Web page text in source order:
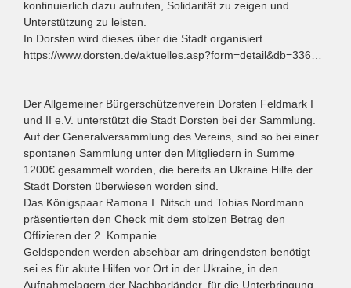
kontinuierlich dazu aufrufen, Solidarität zu zeigen und
Unterstützung zu leisten.
In Dorsten wird dieses über die Stadt organisiert.
https://www.dorsten.de/aktuelles.asp?form=detail&db=336…
Der Allgemeiner Bürgerschützenverein Dorsten Feldmark I
und II e.V. unterstützt die Stadt Dorsten bei der Sammlung.
Auf der Generalversammlung des Vereins, sind so bei einer
spontanen Sammlung unter den Mitgliedern in Summe
1200€ gesammelt worden, die bereits an Ukraine Hilfe der
Stadt Dorsten überwiesen worden sind.
Das Königspaar Ramona I. Nitsch und Tobias Nordmann
präsentierten den Check mit dem stolzen Betrag den
Offizieren der 2. Kompanie.
Geldspenden werden absehbar am dringendsten benötigt –
sei es für akute Hilfen vor Ort in der Ukraine, in den
Aufnahmelagern der Nachbarländer, für die Unterbringung